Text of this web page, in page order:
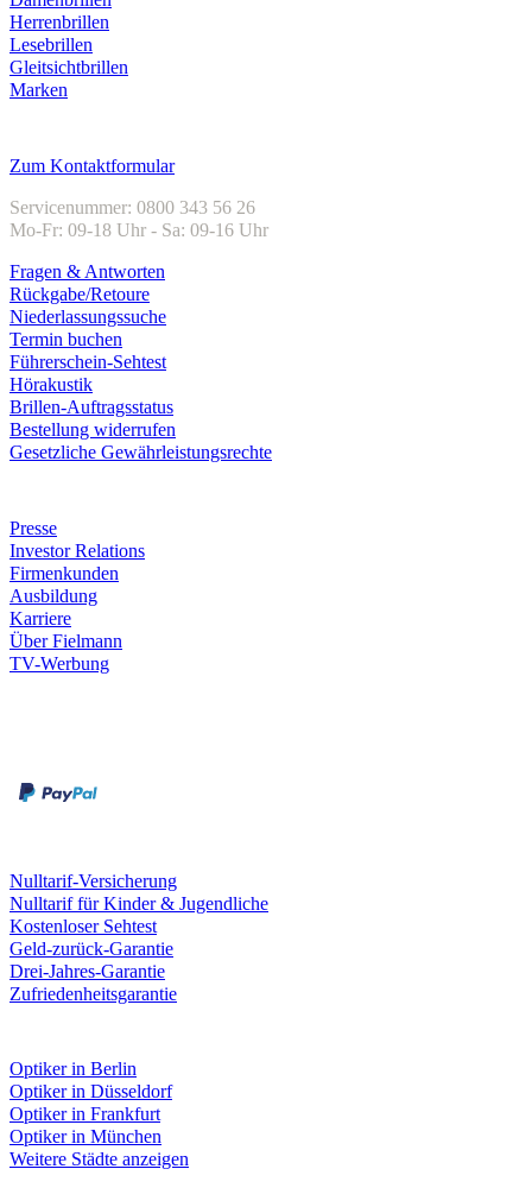
Aktuellen Standort verwenden
Unser Sortiment
Herrensonnenbrillen
Tageslinsen
Wochenlinsen
Monatslinsen
Damenbrillen
Herrenbrillen
Lesebrillen
Gleitsichtbrillen
Marken
Kundenservice
Zum Kontaktformular
Fragen & Antworten
Rückgabe/Retoure
Niederlassungssuche
Termin buchen
Führerschein-Sehtest
Hörakustik
Brillen-Auftragsstatus
Presse
Karriere
Über Fielmann
TV-Werbung
Zahlungsarten
Leistungen & Garantien
Nulltarif-Versicherung
Nulltarif für Kinder & Jugendliche